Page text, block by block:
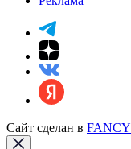
Сайт сделан в FANCY